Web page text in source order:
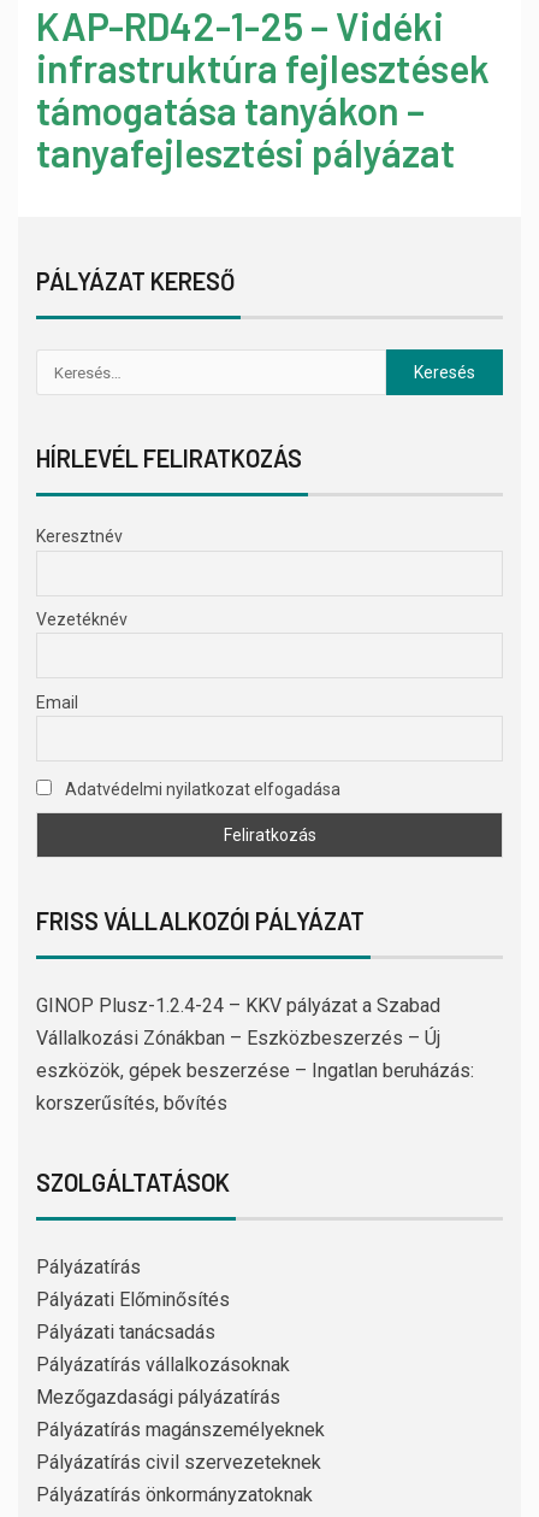
KAP-RD42-1-25 – Vidéki
infrastruktúra fejlesztések
támogatása tanyákon –
tanyafejlesztési pályázat
PÁLYÁZAT KERESŐ
HÍRLEVÉL FELIRATKOZÁS
Keresztnév
Vezetéknév
Email
Adatvédelmi nyilatkozat elfogadása
FRISS VÁLLALKOZÓI PÁLYÁZAT
GINOP Plusz-1.2.4-24 – KKV pályázat a Szabad
Vállalkozási Zónákban – Eszközbeszerzés – Új
eszközök, gépek beszerzése – Ingatlan beruházás:
korszerűsítés, bővítés
SZOLGÁLTATÁSOK
Pályázatírás
Pályázati Előminősítés
Pályázati tanácsadás
Pályázatírás vállalkozásoknak
Mezőgazdasági pályázatírás
Pályázatírás magánszemélyeknek
Pályázatírás civil szervezeteknek
Pályázatírás önkormányzatoknak